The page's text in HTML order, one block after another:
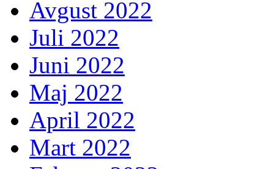
Avgust 2022
Juli 2022
Juni 2022
Maj 2022
April 2022
Mart 2022